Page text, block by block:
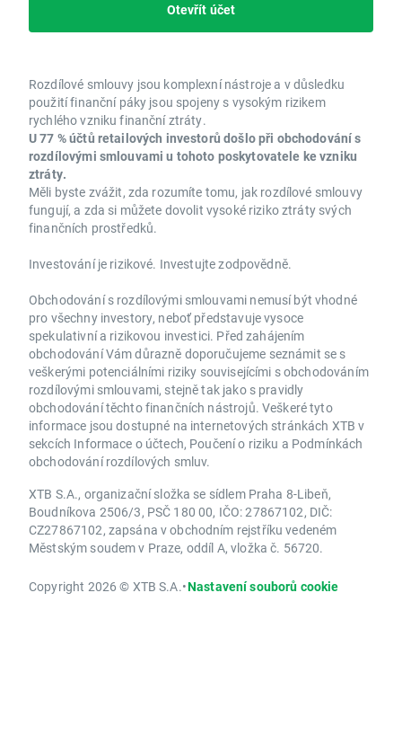
Otevřít účet
Rozdílové smlouvy jsou komplexní nástroje a v důsledku
použití finanční páky jsou spojeny s vysokým rizikem
rychlého vzniku finanční ztráty.
U 77 % účtů retailových investorů došlo při obchodování s
rozdílovými smlouvami u tohoto poskytovatele ke vzniku
ztráty.
Měli byste zvážit, zda rozumíte tomu, jak rozdílové smlouvy
fungují, a zda si můžete dovolit vysoké riziko ztráty svých
finančních prostředků.
Investování je rizikové. Investujte zodpovědně.
Obchodování s rozdílovými smlouvami nemusí být vhodné
pro všechny investory, neboť představuje vysoce
spekulativní a rizikovou investici. Před zahájením
obchodování Vám důrazně doporučujeme seznámit se s
veškerými potenciálními riziky souvisejícími s obchodováním
rozdílovými smlouvami, stejně tak jako s pravidly
obchodování těchto finančních nástrojů. Veškeré tyto
informace jsou dostupné na internetových stránkách XTB v
sekcích Informace o účtech, Poučení o riziku a Podmínkách
obchodování rozdílových smluv.
XTB S.A., organizační složka se sídlem Praha 8-Libeň,
Boudníkova 2506/3, PSČ 180 00, IČO: 27867102, DIČ:
CZ27867102, zapsána v obchodním rejstříku vedeném
Městským soudem v Praze, oddíl A, vložka č. 56720.
Copyright 2026 © XTB S.A.•Nastavení souborů cookie